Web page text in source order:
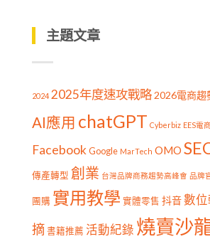
主題文章
2024 2025年度速攻戰略2026電商趨
AI應用 chatGPT Cyberbiz EES電
Facebook Google MarTech OMO
傳產轉型 創業 台灣品牌商務趨勢高峰會 品牌
團購 實用教學 實體零售 抖音數位
摘 書籍推薦 活動紀錄 燒賣沙